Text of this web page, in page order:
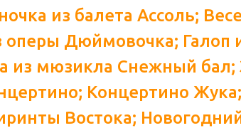
из балета Ассоль;
Дюймовочка; Галоп
мюзикла Снежный бал;
Концертино
Востока;